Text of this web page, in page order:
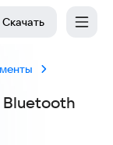
Скачать
Bluetooth